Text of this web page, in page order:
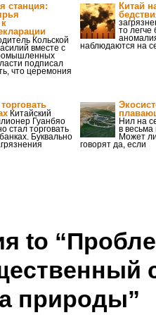
станция:
Кольской
вместе с
подписал
что церемония
Китай
то легче
наблюдаются на
Китайский
Гуанбяо
стал торговать
Буквально
Нил на
в
Может
говорят да, если
to
природы”